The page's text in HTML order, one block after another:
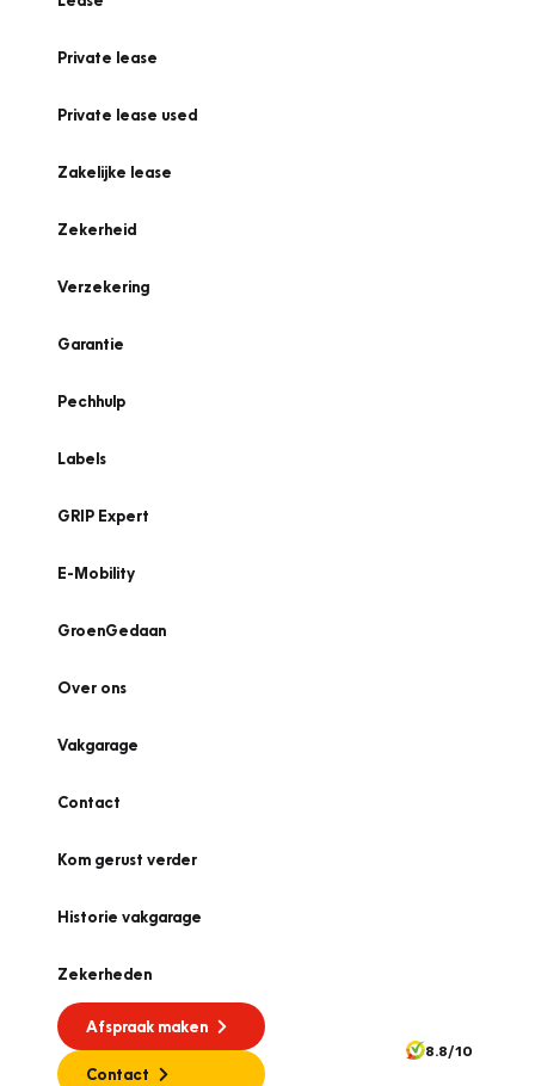
Private lease
Private lease used
Zakelijke lease
Zekerheid
Verzekering
Garantie
Pechhulp
Labels
GRIP Expert
E-Mobility
GroenGedaan
Over ons
Vakgarage
Contact
Kom gerust verder
Historie vakgarage
Zekerheden
Afspraak maken
Contact
8.8/10